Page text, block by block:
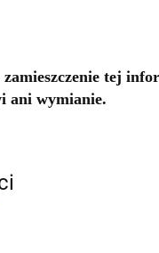
tej
ani wymianie.